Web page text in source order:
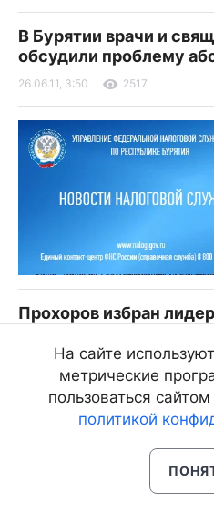
В Бурятии врачи и
обсудили проблему
26.06.11, 3:50 2517
Прохоров избран
26.06.11, 3:30 1725
На сайте
метрические
пользоваться
политикой